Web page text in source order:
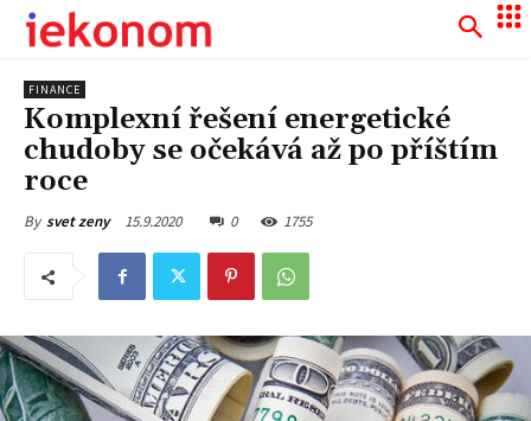
FINANCE
Komplexní řešení energetické
chudoby se očekává až po příštím
roce
By svet zeny 15.9.2020 0 1755